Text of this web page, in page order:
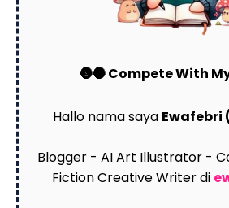
🌚🌑 Compete With
Hallo nama saya Ewafebri
Blogger - AI Art Illustrator -
Fiction Creative Writer di